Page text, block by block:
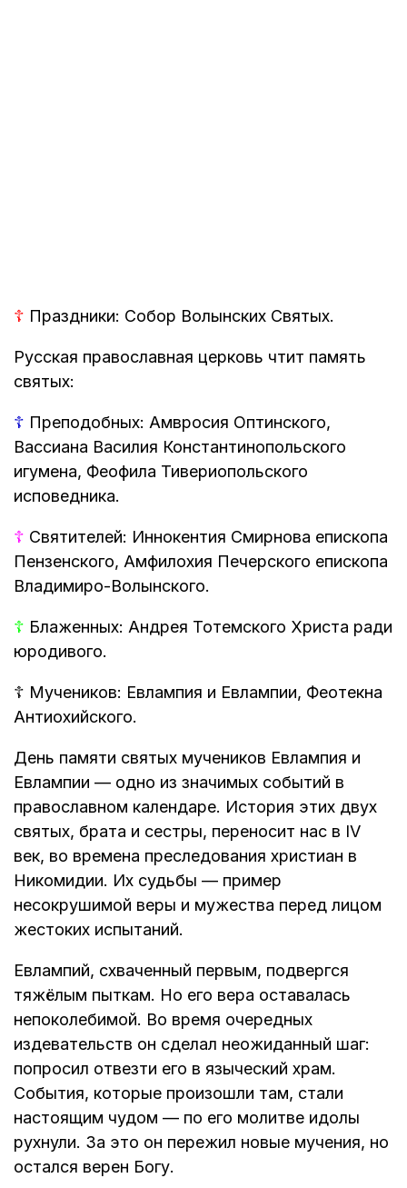
☦ Праздники: Собор Волынских Святых.
Русская православная церковь чтит память
святых:
☦ Преподобных: Амвросия Оптинского,
Вассиана Василия Константинопольского
игумена, Феофила Тивериопольского
исповедника.
☦ Святителей: Иннокентия Смирнова епископа
Пензенского, Амфилохия Печерского епископа
Владимиро-Волынского.
☦ Блаженных: Андрея Тотемского Христа ради
юродивого.
☦ Мучеников: Евлампия и Евлампии, Феотекна
Антиохийского.
День памяти святых мучеников Евлампия и
Евлампии — одно из значимых событий в
православном календаре. История этих двух
святых, брата и сестры, переносит нас в IV
век, во времена преследования христиан в
Никомидии. Их судьбы — пример
несокрушимой веры и мужества перед лицом
жестоких испытаний.
Евлампий, схваченный первым, подвергся
тяжёлым пыткам. Но его вера оставалась
непоколебимой. Во время очередных
издевательств он сделал неожиданный шаг:
попросил отвезти его в языческий храм.
События, которые произошли там, стали
настоящим чудом — по его молитве идолы
рухнули. За это он пережил новые мучения, но
остался верен Богу.